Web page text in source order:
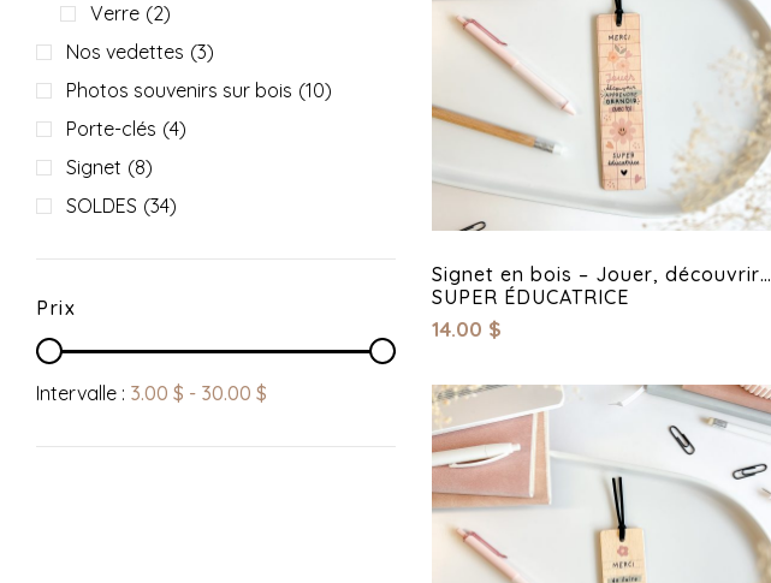
Verre (2)
Nos vedettes (3)
Photos souvenirs sur bois (10)
Porte-clés (4)
Signet (8)
SOLDES (34)
Prix
Intervalle : 3.00 $ - 30.00 $
Signet en bois – Jouer, découvrir…
SUPER ÉDUCATRICE
14.00 $